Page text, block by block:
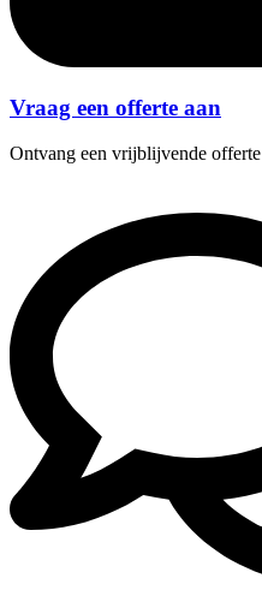
Vraag een offerte aan
Ontvang een vrijblijvende offerte